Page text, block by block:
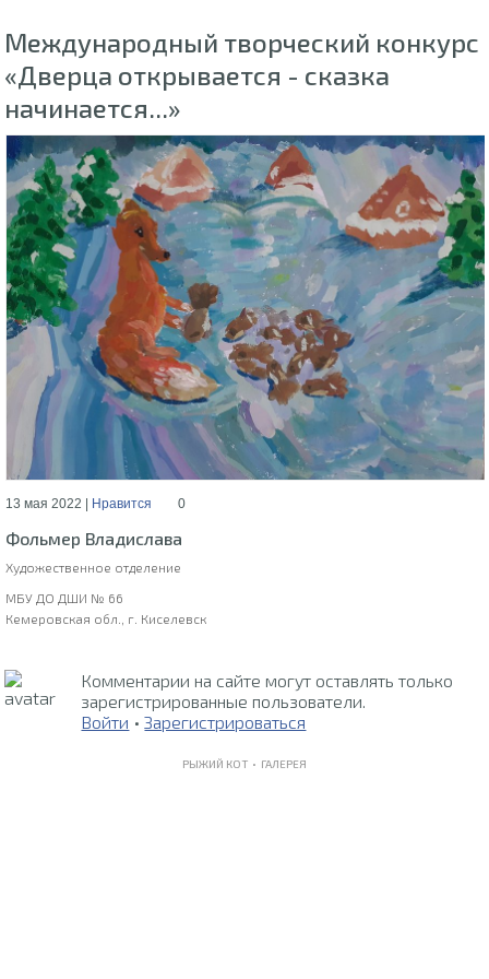
Международный творческий конкурс
«Дверца открывается - сказка
начинается...»
13 мая 2022 | Нравится 0
Фольмер Владислава
Художественное отделение
МБУ ДО ДШИ № 66
Кемеровская обл., г. Киселевск
Комментарии на сайте могут оставлять только
зарегистрированные пользователи.
Войти •Зарегистрироваться
РЫЖИЙ КОТ • ГАЛЕРЕЯ